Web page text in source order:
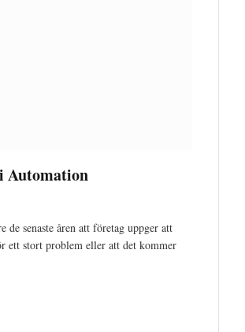
Automation
senaste åren att företag uppger att
ett stort problem eller att det kommer